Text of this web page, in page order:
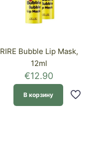
RIRE Bubble Lip Mask,
12ml
€12.90
В корзину